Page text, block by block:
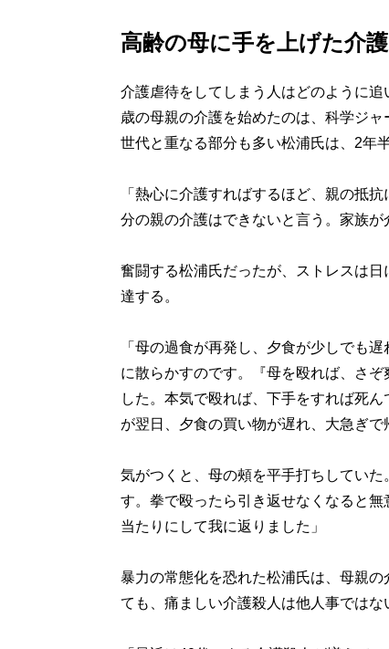
高齢の母に手を上げた介
介護虐待をしてしまう人はどのように
歳の母親の介護を始めたのは、科学ジ
世代と重なる部分も多い松浦氏は、2年
「熱心に介護すればするほど、親の抵
分の親の介護はできないと言う。家族が
奮闘する松浦氏だったが、ストレスは
達する。
「母の過食が再発し、夕食が少しでも
に散らかすのです。『母を殴れば、さ
した。本気で殴れば、下手をすれば死
が翌日、夕食の買い物が遅れ、大急ぎで
気がつくと、母の頰を平手打ちしてい
す。拳で殴ったら引き返せなくなると
当たりにして我に返りました」
暴力の常態化を恐れた松浦氏は、母親
ても、痛ましい介護殺人は他人事ではな